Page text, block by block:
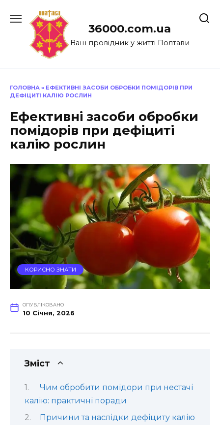
до
36000.com.ua
Ваш провідник у житті Полтави
ГОЛОВНА » ЕФЕКТИВНІ ЗАСОБИ ОБРОБКИ ПОМІДОРІВ ПРИ
ДЕФІЦИТІ КАЛІЮ РОСЛИН
Ефективні засоби обробки
помідорів при дефіциті
калію рослин
КОРИСНО ЗНАТИ
ОПУБЛІКОВАНО
10 Січня, 2026
Зміст
Чим обробити помідори при нестачі
калію: практичні поради
Причини та наслідки дефіциту калію